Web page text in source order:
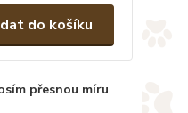
do košíku
přesnou míru